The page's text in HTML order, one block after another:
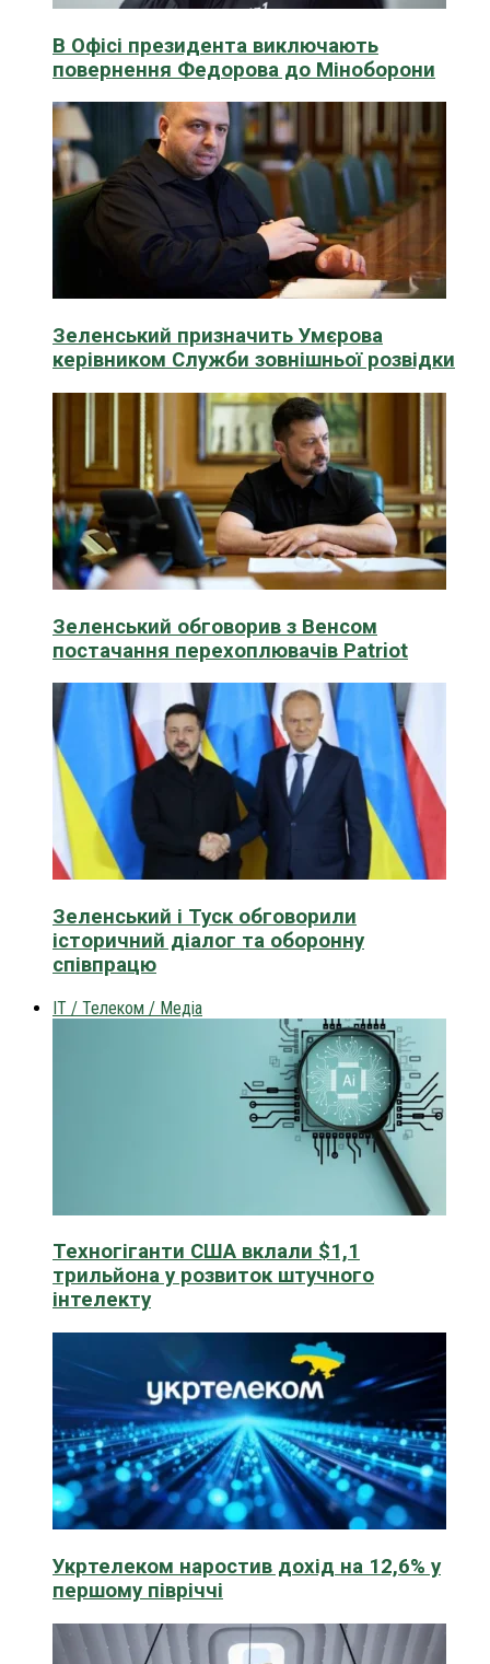
В Офісі президента виключають
повернення Федорова до Міноборони
Зеленський призначить Умєрова
керівником Служби зовнішньої розвідки
Зеленський обговорив з Венсом
постачання перехоплювачів Patriot
Зеленський і Туск обговорили
історичний діалог та оборонну
співпрацю
IT / Телеком / Медіа
Техногіганти США вклали $1,1
трильйона у розвиток штучного
інтелекту
Укртелеком наростив дохід на 12,6% у
першому півріччі